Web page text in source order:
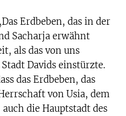
Erdbeben, das in der
Sacharja erwähnt
als das von uns
Davids einstürzte.
das Erdbeben, das
von Usia, dem
die Hauptstadt des